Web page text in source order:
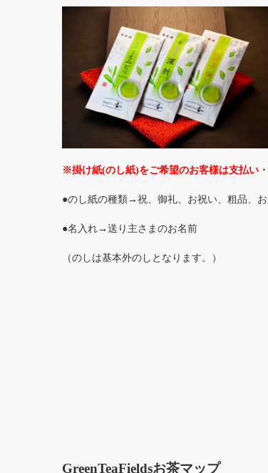
※掛け紙(のし紙)をご希望のお客様は支払い
●のし紙の種類→祝、御礼、お祝い、粗品、
●名入れ→送り主さまのお名前
（のしは基本外のしとなります。）
GreenTeaFieldsお茶マップ